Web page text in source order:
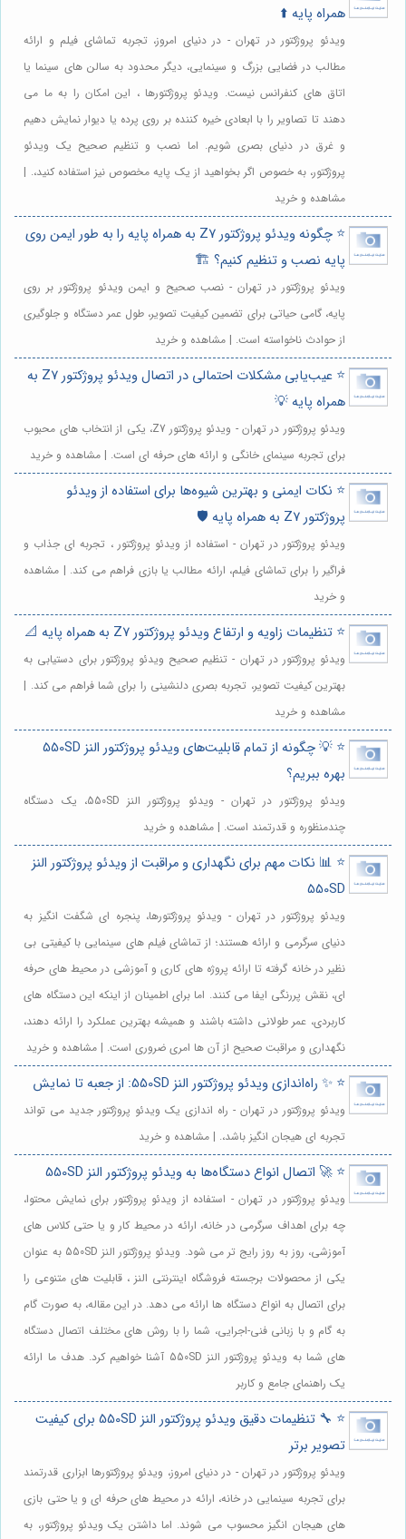
همراه پایه ⬆️
ویدئو پروژکتور در تهران - در دنیای امروز، تجربه تماشای فیلم و ارائه
مطالب در فضایی بزرگ و سینمایی، دیگر محدود به سالن های سینما یا
اتاق های کنفرانس نیست. ویدئو پروژکتورها ، این امکان را به ما می
دهند تا تصاویر را با ابعادی خیره کننده بر روی پرده یا دیوار نمایش دهیم
و غرق در دنیای بصری شویم. اما نصب و تنظیم صحیح یک ویدئو
پروژکتور، به خصوص اگر بخواهید از یک پایه مخصوص نیز استفاده کنید،. |
مشاهده و خرید
⭐️ چگونه ویدئو پروژکتور Z7 به همراه پایه را به طور ایمن روی
پایه نصب و تنظیم کنیم؟ 🏗️
ویدئو پروژکتور در تهران - نصب صحیح و ایمن ویدئو پروژکتور بر روی
پایه، گامی حیاتی برای تضمین کیفیت تصویر، طول عمر دستگاه و جلوگیری
از حوادث ناخواسته است. | مشاهده و خرید
⭐️ عیب‌یابی مشکلات احتمالی در اتصال ویدئو پروژکتور Z7 به
همراه پایه 💡
ویدئو پروژکتور در تهران - ویدئو پروژکتور Z7، یکی از انتخاب های محبوب
برای تجربه سینمای خانگی و ارائه های حرفه ای است. | مشاهده و خرید
⭐️ نکات ایمنی و بهترین شیوه‌ها برای استفاده از ویدئو
پروژکتور Z7 به همراه پایه 🛡️
ویدئو پروژکتور در تهران - استفاده از ویدئو پروژکتور ، تجربه ای جذاب و
فراگیر را برای تماشای فیلم، ارائه مطالب یا بازی فراهم می کند. | مشاهده
و خرید
⭐️ تنظیمات زاویه و ارتفاع ویدئو پروژکتور Z7 به همراه پایه 📐
ویدئو پروژکتور در تهران - تنظیم صحیح ویدئو پروژکتور برای دستیابی به
بهترین کیفیت تصویر، تجربه بصری دلنشینی را برای شما فراهم می کند. |
مشاهده و خرید
⭐️ 💡 چگونه از تمام قابلیت‌های ویدئو پروژکتور النز 550SD
بهره ببریم؟
ویدئو پروژکتور در تهران - ویدئو پروژکتور النز 550SD، یک دستگاه
چندمنظوره و قدرتمند است. | مشاهده و خرید
⭐️ 📊 نکات مهم برای نگهداری و مراقبت از ویدئو پروژکتور النز
550SD
ویدئو پروژکتور در تهران - ویدئو پروژکتورها، پنجره ای شگفت انگیز به
دنیای سرگرمی و ارائه هستند؛ از تماشای فیلم های سینمایی با کیفیتی بی
نظیر در خانه گرفته تا ارائه پروژه های کاری و آموزشی در محیط های حرفه
ای، نقش پررنگی ایفا می کنند. اما برای اطمینان از اینکه این دستگاه های
کاربردی، عمر طولانی داشته باشند و همیشه بهترین عملکرد را ارائه دهند،
نگهداری و مراقبت صحیح از آن ها امری ضروری است. | مشاهده و خرید
⭐️ ✨ راه‌اندازی ویدئو پروژکتور النز 550SD: از جعبه تا نمایش
ویدئو پروژکتور در تهران - راه اندازی یک ویدئو پروژکتور جدید می تواند
تجربه ای هیجان انگیز باشد،. | مشاهده و خرید
⭐️ 🚀 اتصال انواع دستگاه‌ها به ویدئو پروژکتور النز 550SD
ویدئو پروژکتور در تهران - استفاده از ویدئو پروژکتور برای نمایش محتوا،
چه برای اهداف سرگرمی در خانه، ارائه در محیط کار و یا حتی کلاس های
آموزشی، روز به روز رایج تر می شود. ویدئو پروژکتور النز 550SD به عنوان
یکی از محصولات برجسته فروشگاه اینترنتی النز ، قابلیت های متنوعی را
برای اتصال به انواع دستگاه ها ارائه می دهد. در این مقاله، به صورت گام
به گام و با زبانی فنی-اجرایی، شما را با روش های مختلف اتصال دستگاه
های شما به ویدئو پروژکتور النز 550SD آشنا خواهیم کرد. هدف ما ارائه
یک راهنمای جامع و کاربر
⭐️ 🔧 تنظیمات دقیق ویدئو پروژکتور النز 550SD برای کیفیت
تصویر برتر
ویدئو پروژکتور در تهران - در دنیای امروز، ویدئو پروژکتورها ابزاری قدرتمند
برای تجربه سینمایی در خانه، ارائه در محیط های حرفه ای و یا حتی بازی
های هیجان انگیز محسوب می شوند. اما داشتن یک ویدئو پروژکتور، به